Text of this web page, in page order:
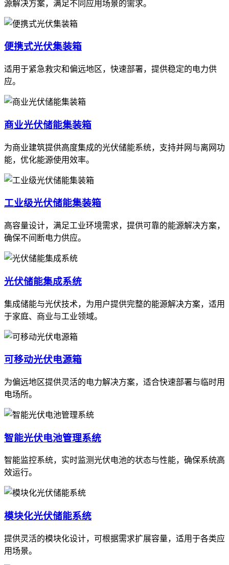
源解决方案，满足不同应用场景的需求。
便携式光伏集装箱
适用于紧急救灾和偏远地区，快速部署，提供稳定的电力供
应。
商业光伏储能集装箱
为商业建筑提供高度集成的光伏储能系统，支持并网与离网功
能，优化能源使用效率。
工业级光伏储能集装箱
高容量设计，满足工业环境需求，提供可靠的能源解决方案，
确保不间断电力供应。
光伏储能集成系统
集成储能与光伏技术，为用户提供完整的能源解决方案，适用
于家庭、商业与工业领域。
可移动光伏电源箱
为偏远地区提供灵活的电力解决方案，适合快速部署与临时用
电场所。
智能光伏电池管理系统
智能监控系统，实时监测光伏电池的状态与性能，确保系统高
效运行。
模块化光伏储能系统
提供灵活的模块化设计，可根据需求扩展容量，适用于各类应
用场景。